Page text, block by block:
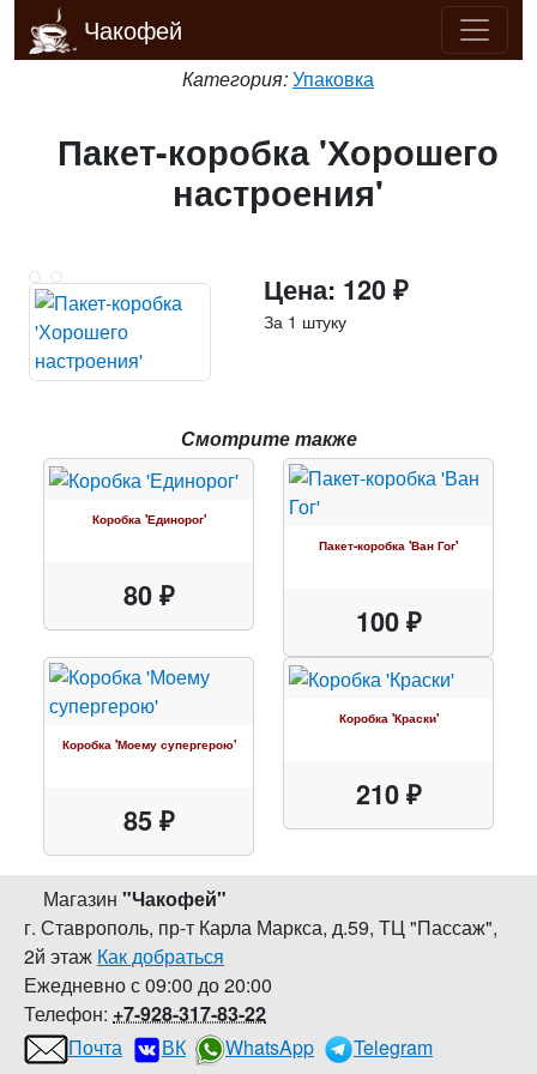
Чакофей
Категория:Упаковка
Пакет-коробка 'Хорошего
настроения'
Цена: 120 ₽
За 1 штуку
Смотрите также
Коробка 'Единорог'
80 ₽
Пакет-коробка 'Ван Гог'
100 ₽
Коробка 'Моему супергерою'
85 ₽
Коробка 'Краски'
210 ₽
Магазин "Чакофей"
г. Ставрополь, пр-т Карла Маркса, д.59, ТЦ "Пассаж",
2й этаж Как добраться
Ежедневно с 09:00 до 20:00
Телефон: +7-928-317-83-22
Почта
ВК WhatsApp Telegram